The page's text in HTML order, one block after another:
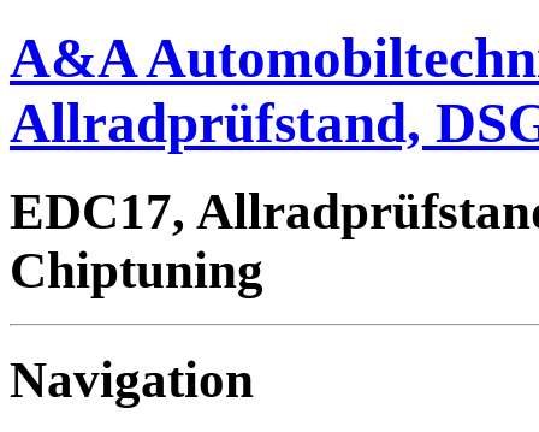
A&A
Allradprüfstand,
EDC17,
Chiptuning
Navigation